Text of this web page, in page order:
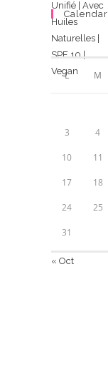
Calendar
L M
3 4
10 11
17 18
24 25
31
« Oct